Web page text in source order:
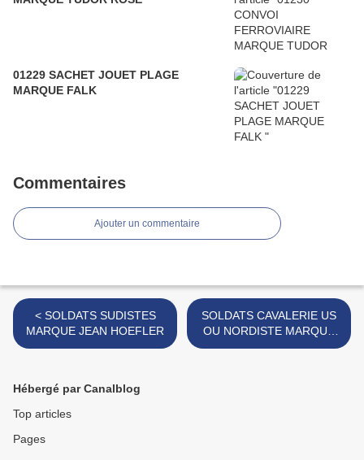
01229 SACHET JOUET PLAGE
MARQUE FALK
Commentaires
Ajouter un commentaire
< SOLDATS SUDISTES
MARQUE JEAN HOEFLER
SOLDATS CAVALERIE US
OU NORDISTE MARQUE
JEAN HOEFLER >
Hébergé par Canalblog
Top articles
Pages